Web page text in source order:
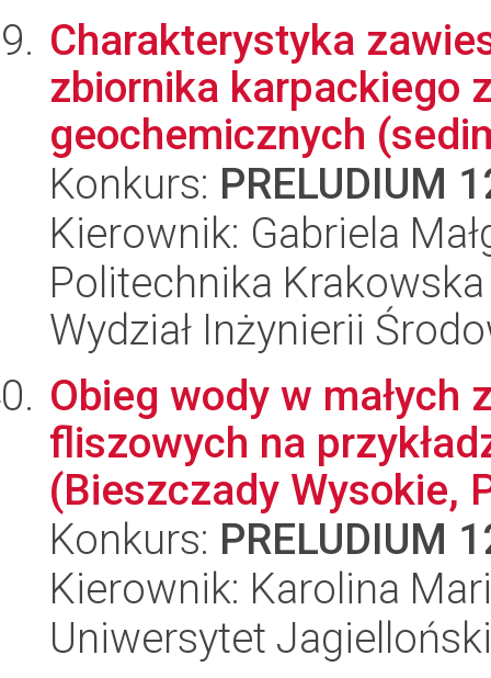
Charakterystyka
zbiornika karpackiego
geochemicznych
Konkurs: PRELUDIUM
Kierownik: Gabriela
Politechnika
Wydział Inżynierii
Obieg wody w małych
fliszowych na
(Bieszczady Wysokie,
Konkurs: PRELUDIUM
Kierownik: Karolina
Uniwersytet